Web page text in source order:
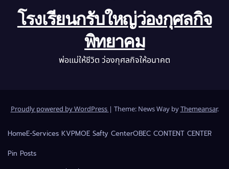
โรงเรียนกรับใหญ่ว่องกุศลกิจ
พิทยาคม
พ่อแม่ให้ชีวิต ว่องกุศลกิจให้อนาคต
Proudly powered by WordPress | Theme: News Way byThemeansar.
HomeE-Services KVPMOE Safty CenterOBEC CONTENT CENTER
Pin Posts